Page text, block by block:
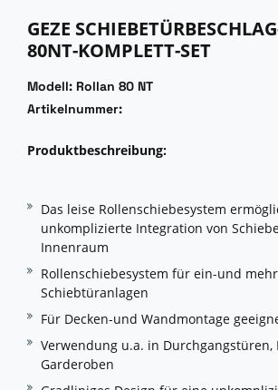
GEZE
80NT-KOMPLETT-SET
Modell: Rollan 80 NT
Artikelnummer:
Produktbeschreibung:
Das leise Rollenschiebesystem
unkomplizierte Integration von
Innenraum
Rollenschiebesystem für ein-und
Schiebtüranlagen
Für Decken-und Wandmontage
Verwendung u.a. in Durchgangstüren,
Garderoben